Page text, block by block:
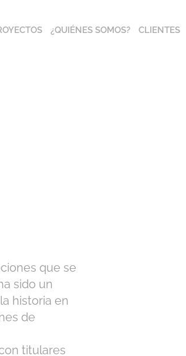
¿QUIÉNES SOMOS? CLIENTES
que se
sido un
historia en
de
titulares